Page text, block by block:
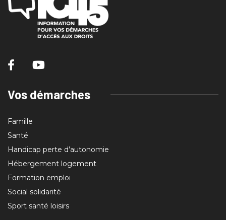
Vos démarches
Famille
Santé
Handicap perte d’autonomie
Hébergement logement
Formation emploi
Social solidarité
Sport santé loisirs